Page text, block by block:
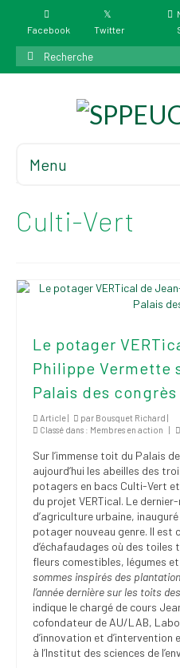
Facebook Twitter
Rechercher
:
Menu
Culti-Vert
Le potager
Philippe Vermette
Palais des congrès
Article | par Bousquet Richard |
Classé dans : Membres en action |
Sur l’immense toit du Palais
aujourd’hui les abeilles des
potagers en bacs Culti-Vert
du projet VERTical. Le
d’agriculture urbaine,
potager nouveau genre. Il est
d’échafaudages où des
fleurs comestibles, légumes
sommes inspirés des
l’année dernière sur les toits
indique le chargé de cours
cofondateur de AU/LAB,
d’innovation et
à l’Institut des sciences de